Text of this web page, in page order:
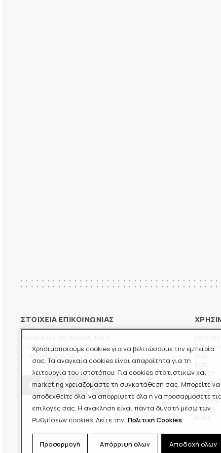
Χρησιμοποιούμε cookies για να βελτιώσουμε την εμπειρία
σας. Τα αναγκαία cookies είναι απαραίτητα για τη
λειτουργία του ιστοτόπου. Για cookies στατιστικών και
marketing χρειαζόμαστε τη συγκατάθεσή σας. Μπορείτε να
αποδεχθείτε όλα, να απορρίψετε όλα ή να προσαρμόσετε
επιλογές σας. Η ανάκληση είναι πάντα δυνατή μέσω των
Ρυθμίσεων cookies. Δείτε την Πολιτική Cookies.
Προσαρμογή Απόρριψη όλων Αποδοχή όλων
ΣΤΟΙΧΕΙΑ ΕΠΙΚΟΙΝΩΝΙΑΣ
210-3675400
ΠΟΕΣΥ
ΕΣΗΕΜ-
ΕΣΠΗΤ